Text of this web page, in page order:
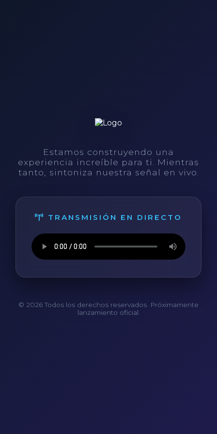
Estamos construyendo una
experiencia increíble para ti. Mientras
tanto, sintoniza nuestra señal en vivo.
TRANSMISIÓN EN DIRECTO
© 2026 Todos los derechos reservados. Próximamente
lanzamiento oficial.